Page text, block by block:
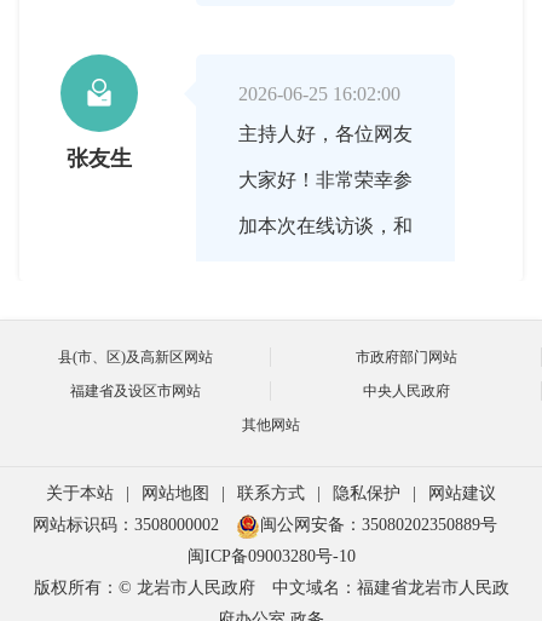

张友生
2026-06-25 16:02:00
主持人好，各位网友
大家好！非常荣幸参
加本次在线访谈，和
人民共和国人民调解
法》颁布实施15年来
此机会，让更多网友
了解人民调解、支持
我市的人民调解工
县(市、区)及高新区网站
市政府部门网站
福建省及设区市网站
中央人民政府
其他网站
关于本站 网站地图 联系方式 隐私保护
网站建议
网站标识码：3508000002
闽公网安备：35080202350889号
闽ICP备09003280号-10
版权所有：© 龙岩市人民政府
中文域名：福建省龙岩市人民政